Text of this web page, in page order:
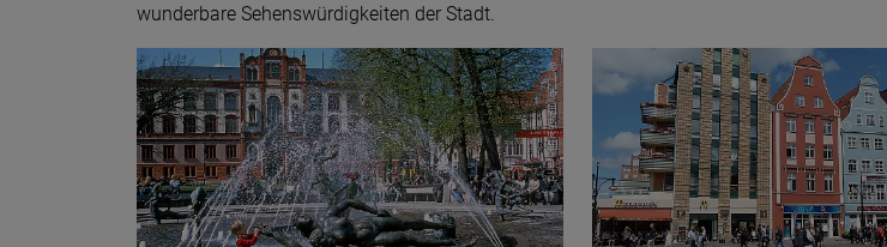
wunderbare Sehenswürdigkeiten der Stadt.
© TZRW Rene Legrand